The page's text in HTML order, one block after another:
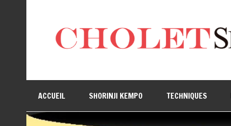
ACCUEIL SHORINJI KEMPO TECHNIQUES